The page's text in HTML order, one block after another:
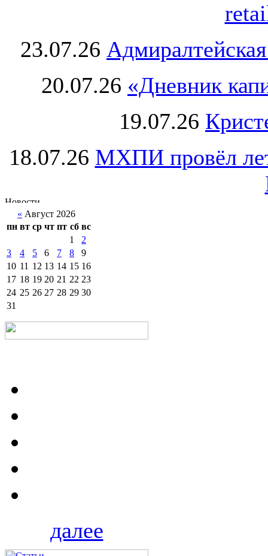
23.07.26
20.07.26 «Дневник
19.07.26
18.07.26 МХПИ провёл
« Август 2026
пн вт ср чт пт сб вс
1
2
3
4 5 6 7 8
9
10 11 12 13 14 15 16
17 18 19 20 21 22 23
24 25 26 27 28 29 30
31
далее